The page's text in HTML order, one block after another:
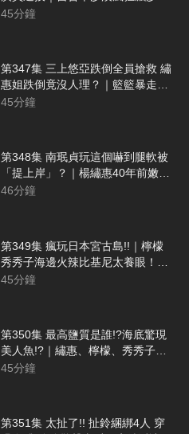
妹嚇到已下線！？｜開箱中央山脈
45分鐘
第347集 三上悠亞跌倒全員搶救 繡
惠姐跌倒竟沒人理？｜籃籃暴走拆
台！不看節奏把阿翔逼入絕境｜三
45分鐘
第348集 南珉貞玩這個嚇到腿軟被
「提上岸」？｜楊繡惠40年前嫩照
出土超震撼！｜果然刺激的還是要
46分鐘
第349集 瘋玩日本宮古島!!｜檸檬
秀秀子海邊火辣比基尼太養眼！｜
阿翔扮獨有守護軍｜路邊指揮交通
45分鐘
第350集 最高鹽質是誰!?海底驚現
美人魚!?｜繡惠、檸檬、秀秀子浮
潛直擊夢幻宮古藍！｜宮古牛美味
45分鐘
第351集 太扯了!! 扯鈴綑綁4人 穿